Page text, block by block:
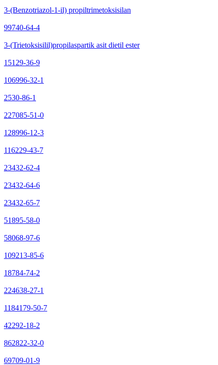
3-(Benzotriazol-1-il) propiltrimetoksisilan
99740-64-4
3-(Trietoksisilil)propilaspartik asit dietil ester
15129-36-9
106996-32-1
2530-86-1
227085-51-0
128996-12-3
116229-43-7
23432-62-4
23432-64-6
23432-65-7
51895-58-0
58068-97-6
109213-85-6
18784-74-2
224638-27-1
1184179-50-7
42292-18-2
862822-32-0
69709-01-9